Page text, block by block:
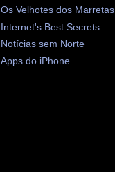
Os Velhotes dos Marretas
Internet's Best Secrets
Notícias sem Norte
Apps do iPhone